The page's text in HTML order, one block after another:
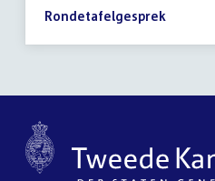
19:00
Rondetafelgesprek